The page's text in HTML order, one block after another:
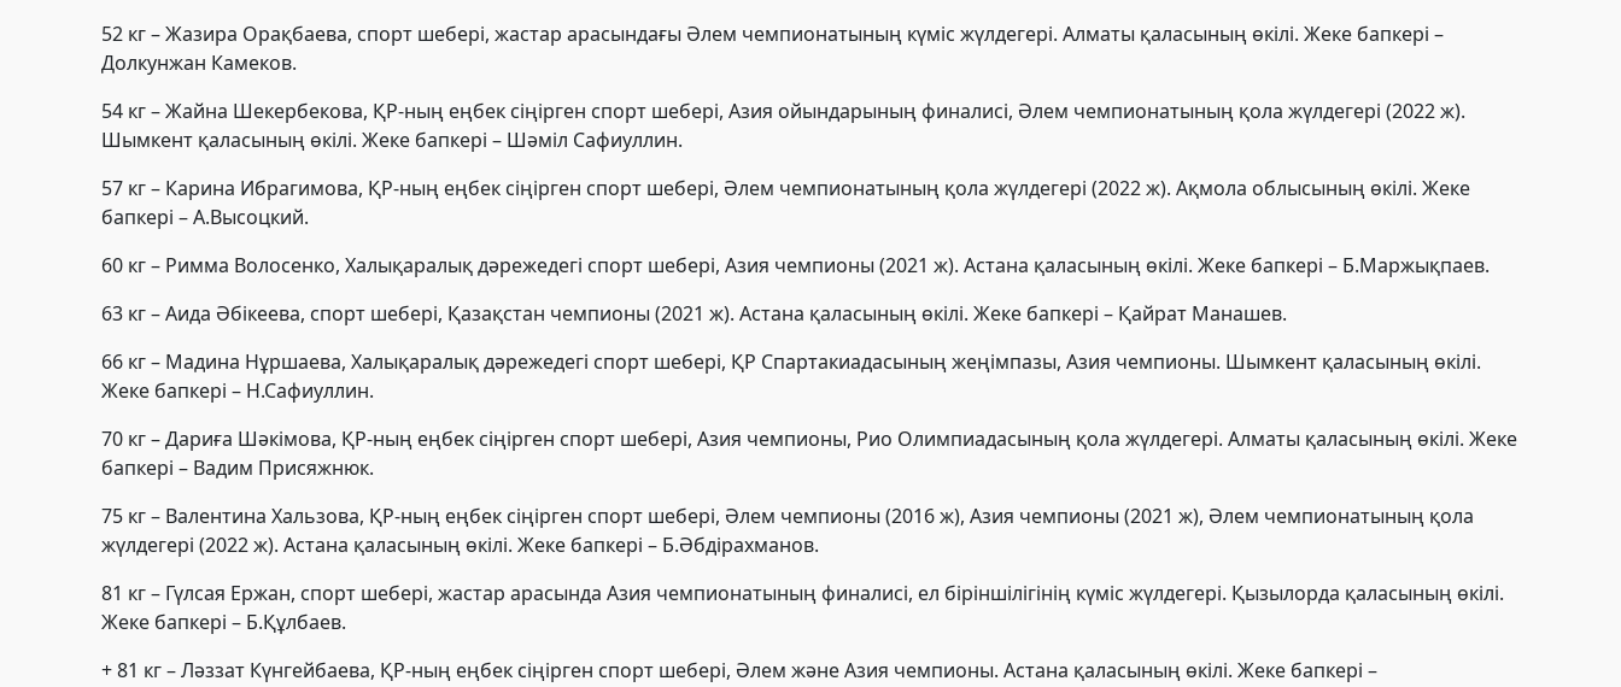
52 кг – Жазира Орақбаева, спорт шебері, жастар арасындағы Әлем чемпионатының күміс жүлдегері. Алматы қаласының өкілі. Жеке бапкері –
Долкунжан Камеков.
54 кг – Жайна Шекербекова, ҚР-ның еңбек сіңірген спорт шебері, Азия ойындарының финалисі, Әлем чемпионатының қола жүлдегері (2022 ж).
Шымкент қаласының өкілі. Жеке бапкері – Шәміл Сафиуллин.
57 кг – Карина Ибрагимова, ҚР-ның еңбек сіңірген спорт шебері, Әлем чемпионатының қола жүлдегері (2022 ж). Ақмола облысының өкілі. Жеке
бапкері – А.Высоцкий.
60 кг – Римма Волосенко, Халықаралық дәрежедегі спорт шебері, Азия чемпионы (2021 ж). Астана қаласының өкілі. Жеке бапкері – Б.Маржықпаев.
63 кг – Аида Әбікеева, спорт шебері, Қазақстан чемпионы (2021 ж). Астана қаласының өкілі. Жеке бапкері – Қайрат Манашев.
66 кг – Мадина Нұршаева, Халықаралық дәрежедегі спорт шебері, ҚР Спартакиадасының жеңімпазы, Азия чемпионы. Шымкент қаласының өкілі.
Жеке бапкері – Н.Сафиуллин.
70 кг – Дариға Шәкімова, ҚР-ның еңбек сіңірген спорт шебері, Азия чемпионы, Рио Олимпиадасының қола жүлдегері. Алматы қаласының өкілі. Жеке
бапкері – Вадим Присяжнюк.
75 кг – Валентина Хальзова, ҚР-ның еңбек сіңірген спорт шебері, Әлем чемпионы (2016 ж), Азия чемпионы (2021 ж), Әлем чемпионатының қола
жүлдегері (2022 ж). Астана қаласының өкілі. Жеке бапкері – Б.Әбдірахманов.
81 кг – Гүлсая Ержан, спорт шебері, жастар арасында Азия чемпионатының финалисі, ел біріншілігінің күміс жүлдегері. Қызылорда қаласының өкілі.
Жеке бапкері – Б.Құлбаев.
+ 81 кг – Ләззат Күнгейбаева, ҚР-ның еңбек сіңірген спорт шебері, Әлем және Азия чемпионы. Астана қаласының өкілі. Жеке бапкері –